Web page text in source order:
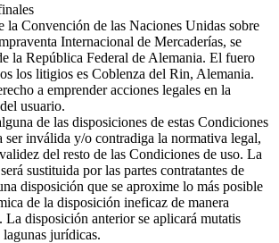
la Convención de las Naciones Unidas sobre
Internacional de Mercaderías, se
la República Federal de Alemania. El fuero
los litigios es Coblenza del Rin, Alemania.
a emprender acciones legales en la
usuario.
de las disposiciones de estas Condiciones
ser inválida y/o contradiga la normativa legal,
del resto de las Condiciones de uso. La
sustituida por las partes contratantes de
disposición que se aproxime lo más posible
de la disposición ineficaz de manera
La disposición anterior se aplicará mutatis
jurídicas.